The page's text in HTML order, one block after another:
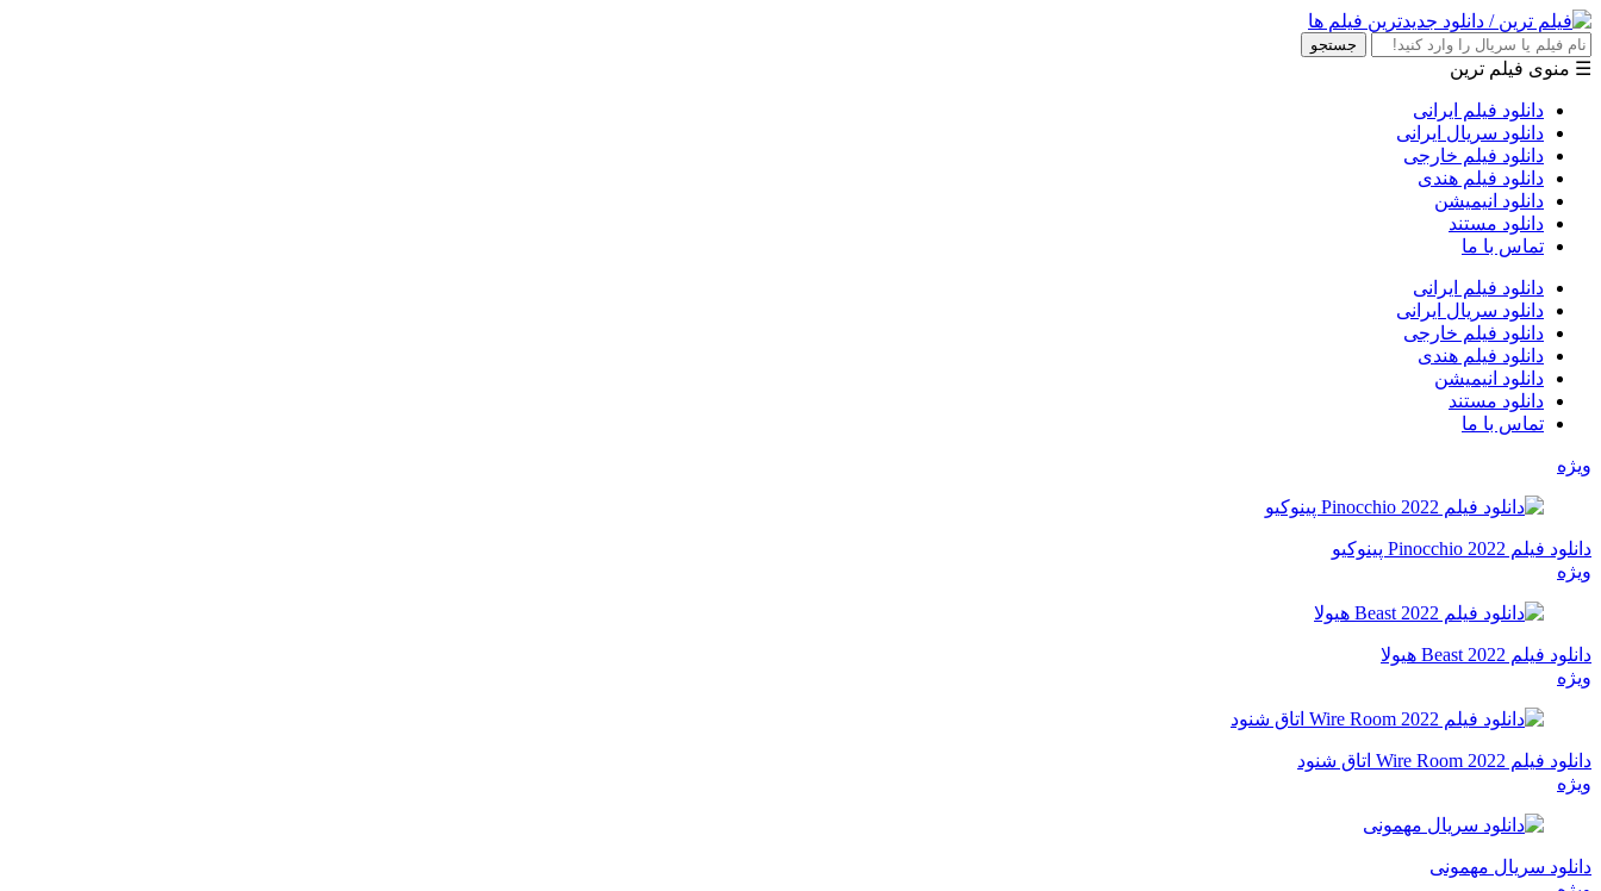
جستجو
☰ منوی فیلم ترین
دانلود فیلم ایرانی
دانلود سریال ایرانی
دانلود فیلم خارجی
دانلود فیلم هندی
دانلود انیمیشن
دانلود مستند
تماس با ما
دانلود فیلم ایرانی
دانلود سریال ایرانی
دانلود فیلم خارجی
دانلود فیلم هندی
دانلود انیمیشن
دانلود مستند
تماس با ما
ویژه
دانلود فیلم Pinocchio 2022 پینوکیو
ویژه
دانلود فیلم Beast 2022 هیولا
ویژه
دانلود فیلم Wire Room 2022 اتاق شنود
ویژه
دانلود سریال مهمونی